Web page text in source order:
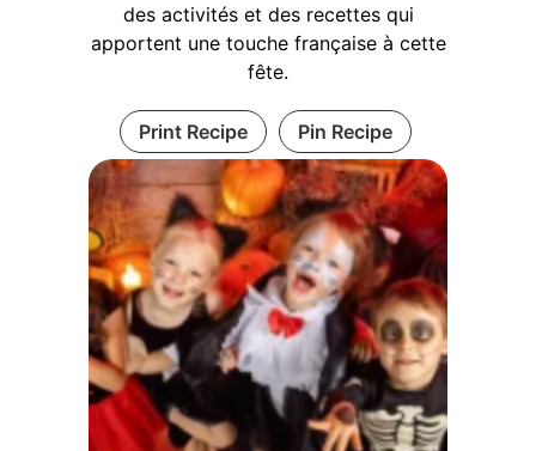
des activités et des recettes qui
apportent une touche française à cette
fête.
Print Recipe Pin Recipe